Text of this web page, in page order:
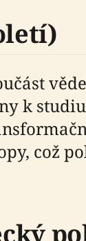
k
což